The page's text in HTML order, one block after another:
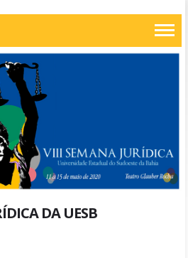
DA UESB